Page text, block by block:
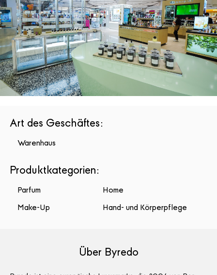
Art des Geschäftes:
Warenhaus
Produktkategorien:
Parfum
Home
Make-Up
Hand- und Körperpflege
Über Byredo